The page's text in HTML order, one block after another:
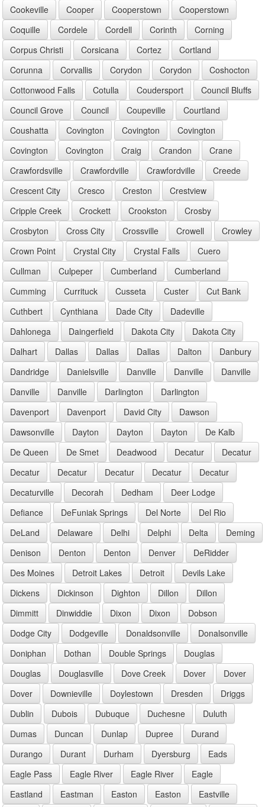
Cookeville
Cooper Cooperstown
Cooperstown
Coquille
Cordele Cordell Corinth
Corning
Corpus Christi
Corsicana Cortez
Cortland
Corunna
Corvallis Corydon Corydon
Coshocton
Cottonwood Falls
Cotulla Coudersport
Council Bluffs
Council Grove
Council Coupeville
Courtland
Coushatta
Covington Covington
Covington
Covington
Covington Craig Crandon
Crane
Crawfordsville
Crawfordville Crawfordville
Creede
Crescent City
Cresco Creston
Crestview
Cripple Creek
Crockett Crookston
Crosby
Crosbyton
Cross City Crossville Crowell
Crowley
Crown Point
Crystal City Crystal Falls
Cuero
Cullman
Culpeper Cumberland
Cumberland
Cumming
Currituck Cusseta Custer
Cut Bank
Cuthbert
Cynthiana Dade City
Dadeville
Dahlonega
Daingerfield Dakota City
Dakota City
Dalhart
Dallas Dallas Dallas Dalton
Danbury
Dandridge
Danielsville Danville Danville
Danville
Danville
Danville Darlington
Darlington
Davenport
Davenport David City
Dawson
Dawsonville
Dayton Dayton Dayton
De Kalb
De Queen
De Smet Deadwood Decatur
Decatur
Decatur
Decatur Decatur Decatur
Decatur
Decaturville
Decorah Dedham
Deer Lodge
Defiance
DeFuniak Springs Del Norte
Del Rio
DeLand
Delaware Delhi Delphi Delta
Deming
Denison
Denton Denton Denver
DeRidder
Des Moines
Detroit Lakes Detroit
Devils Lake
Dickens
Dickinson Dighton Dillon
Dillon
Dimmitt
Dinwiddie Dixon Dixon
Dobson
Dodge City
Dodgeville Donaldsonville
Donalsonville
Doniphan
Dothan Double Springs
Douglas
Douglas
Douglasville Dove Creek Dover
Dover
Dover
Downieville Doylestown Dresden
Driggs
Dublin
Dubois Dubuque Duchesne
Duluth
Dumas
Duncan Dunlap Dupree
Durand
Durango
Durant Durham Dyersburg
Eads
Eagle Pass
Eagle River Eagle River
Eagle
Eastland
Eastman Easton Easton
Eastville